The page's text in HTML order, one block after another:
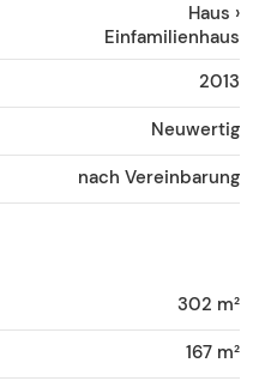
Haus ›
Einfamilienhaus
2013
Neuwertig
nach Vereinbarung
302 m²
167 m²